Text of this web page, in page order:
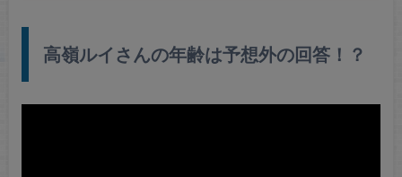
高嶺ルイさんの年齢は予想外の回答！？